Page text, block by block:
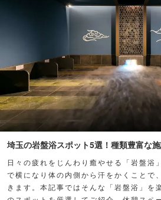
埼玉の岩盤浴スポット5選！種類豊富な
日々の疲れをじんわり癒やせる「岩盤浴
で横になり体の内側から汗をかくことで
きます。本記事ではそんな「岩盤浴」を